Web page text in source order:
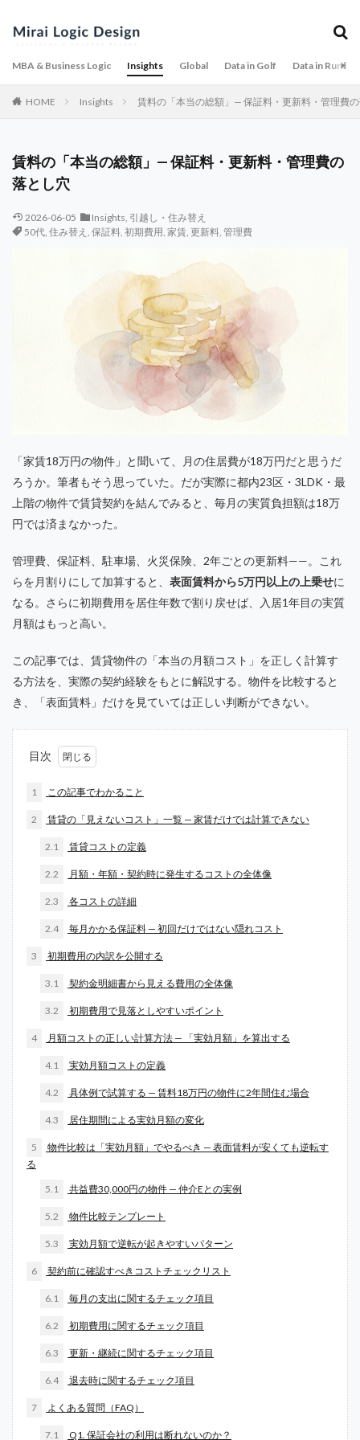
MBA & Business Logic Insights Global Data in Golf Data in
HOME Insights 賃料の「本当の総額」— 保証料・更新料・管理費
賃料の「本当の総額」— 保証料・更新料・管理費の
落とし穴
2026-06-05 Insights, 引越し・住み替え
50代, 住み替え , 保証料, 初期費用, 家賃, 更新料, 管理費
「家賃18万円の物件」と聞いて、月の住居費が18万円だと思うだ
ろうか。筆者もそう思っていた。だが実際に都内23区・3LDK・最
上階の物件で賃貸契約を結んでみると、毎月の実質負担額は18万
円では済まなかった。
管理費、保証料、駐車場、火災保険、2年ごとの更新料——。これ
らを月割りにして加算すると、 表面賃料から5万円以上の上乗せに
なる。さらに初期費用を居住年数で割り戻せば、入居1年目の実質
月額はもっと高い。
この記事では、賃貸物件の「本当の月額コスト」を正しく計算す
る方法を、実際の契約経験をもとに解説する。物件を比較すると
き、「表面賃料」だけを見ていては正しい判断ができない。
目次
1 この記事でわかること
2 賃貸の「見えないコスト」一覧 — 家賃だけでは計算できない
2.1 賃貸コストの定義
2.2 月額・年額・契約時に発生するコストの全体像
2.3 各コストの詳細
2.4 毎月かかる保証料 — 初回だけではない隠れコスト
3 初期費用の内訳を公開する
3.1 契約金明細書から見える費用の全体像
3.2 初期費用で見落としやすいポイント
4 月額コストの正しい計算方法 — 「実効月額」を算出する
4.1 実効月額コストの定義
4.2 具体例で試算する — 賃料18万円の物件に2年間住む場合
4.3 居住期間による実効月額の変化
5
物件比較は「実効月額」でやるべき — 表面賃料が安くても逆転す
る
5.1 共益費30,000円の物件 — 仲介Eとの実例
5.2 物件比較テンプレート
5.3 実効月額で逆転が起きやすいパターン
6 契約前に確認すべきコストチェックリスト
6.1 毎月の支出に関するチェック項目
6.2 初期費用に関するチェック項目
6.3 更新・継続に関するチェック項目
6.4 退去時に関するチェック項目
7 よくある質問（FAQ）
7.1 Q1. 保証会社の利用は断れないのか？